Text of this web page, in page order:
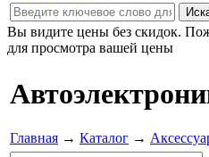
Вы видите цены без скидок.
для просмотра вашей цены
Главная → Каталог →